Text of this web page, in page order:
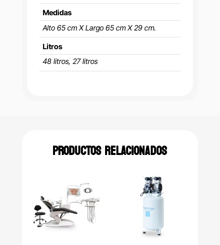
Medidas
Alto 65 cm X Largo 65 cm X 29 cm.
Litros
48 litros, 27 litros
PRODUCTOS RELACIONADOS